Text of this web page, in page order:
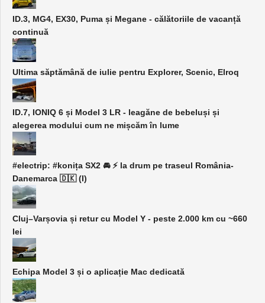
ID.3, MG4, EX30, Puma și Megane - călătoriile de vacanță
continuă
Ultima săptămână de iulie pentru Explorer, Scenic, Elroq
ID.7, IONIQ 6 și Model 3 LR - leagăne de bebeluși și
alegerea modului cum ne mișcăm în lume
#electrip: #konița SX2 🚘 ⚡️ la drum pe traseul România-
Danemarca 🇩🇰 (I)
Cluj–Varșovia și retur cu Model Y - peste 2.000 km cu ~660
lei
Echipa Model 3 și o aplicație Mac dedicată